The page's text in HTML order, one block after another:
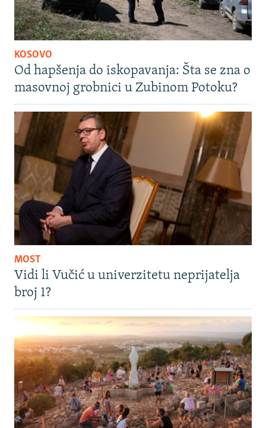
KOSOVO
Od hapšenja do iskopavanja: Šta se zna o
masovnoj grobnici u Zubinom Potoku?
MOST
Vidi li Vučić u univerzitetu neprijatelja
broj 1?